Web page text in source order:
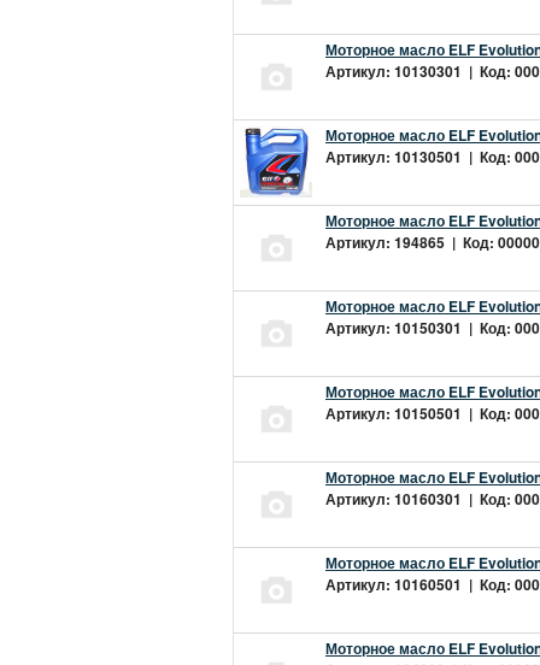
Моторное масло ELF
Артикул: 10130301 | Код:
Моторное масло ELF
Артикул: 10130501 | Код:
Моторное масло ELF
Артикул: 194865 | Код:
Моторное масло ELF
Артикул: 10150301 | Код:
Моторное масло ELF
Артикул: 10150501 | Код:
Моторное масло ELF
Артикул: 10160301 | Код:
Моторное масло ELF
Артикул: 10160501 | Код:
Моторное масло ELF